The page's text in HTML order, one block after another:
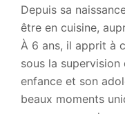
Depuis sa
être en cuisine,
À 6 ans, il apprit à
sous la
enfance et son
beaux moments